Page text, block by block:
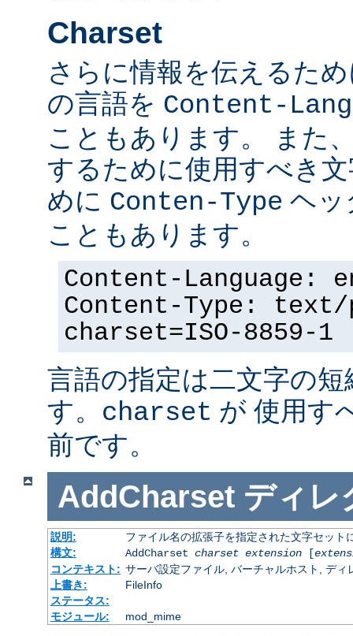
Charset
さらに情報を伝えるた
の言語を Content-
こともあります。 また
するために使用すべき
めに Conten-Type ヘッ
こともあります。
Content-Language:
Content-Type:
charset=ISO-8859-1
言語の指定は二文字の
す。 charset が 使用す
前です。
AddCharset ディレ
説明:
ファイル名の拡張子を指定された文字セット
構文:
AddCharset charset extension[
コンテキスト: サーバ設定ファイル, バーチャルホスト, ディ
上書き:
FileInfo
ステータス:
モジュール:
mod_mime